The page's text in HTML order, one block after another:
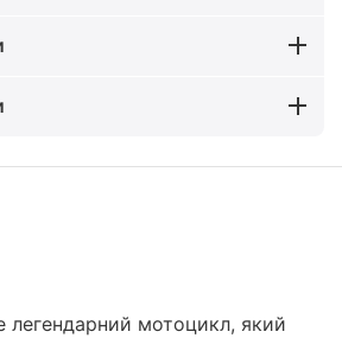
легендарний мотоцикл, який